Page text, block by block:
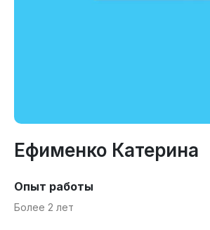
Ефименко Катерина
Опыт работы
Более 2 лет